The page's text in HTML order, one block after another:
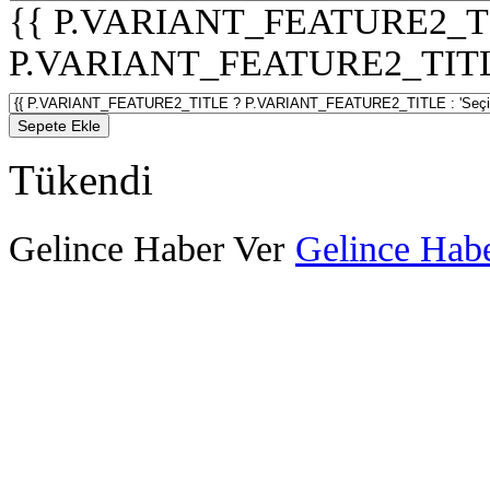
{{
Sepete Ekle
Tükendi
Gelince Haber Ver Gelince